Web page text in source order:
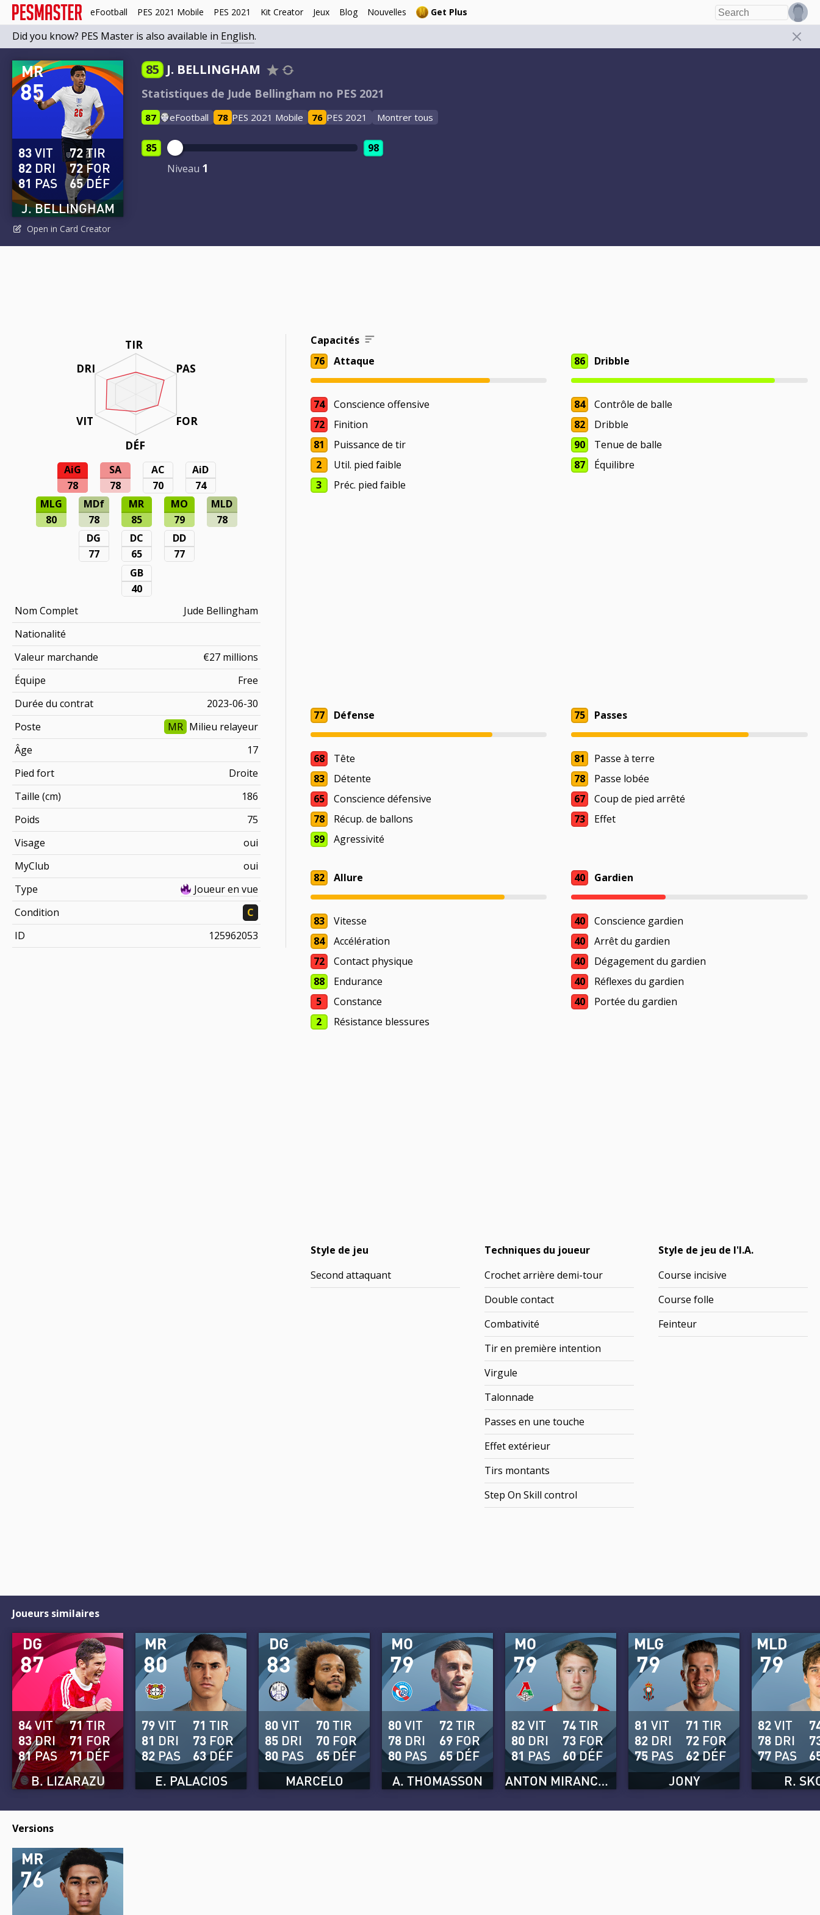
eFootball PES 2021 Mobile PES 2021 Kit Creator Jeux Blog Nouvelles Get Plus
Did you know? PES Master is also available in English.
85
MR
J. BELLINGHAM
83VIT
82 DRI
81 PAS
72TIR
72FOR
65DÉF
Open in Card Creator
85 J. BELLINGHAM
Statistiques de Jude Bellingham no PES 2021
87 eFootball 78 PES 2021 Mobile 76 PES 2021 Montrer tous
85
Niveau 1
98
TIR
PAS
FOR
DÉF
DRI
VIT
AiG
78
SA
78
AC
70
AiD
74
MLG
80
MDf
78
MR
85
MO
79
MLD
78
DG
77
DC
65
DD
77
GB
40
Nom Complet
Jude Bellingham
Nationalité
Valeur marchande
€27 millions
Équipe
Free
Durée du contrat
2023-06-30
Poste
MR Milieu relayeur
Âge
17
Pied fort
Droite
Taille (cm)
186
Poids
75
Visage
oui
MyClub
oui
Type
Joueur en vue
Condition
C
ID
125962053
Capacités
76
Attaque
74
Conscience offensive
72
Finition
81
Puissance de tir
2
Util. pied faible
3
Préc. pied faible
86 Dribble
84
Contrôle de balle
82
Dribble
90
Tenue de balle
87
Équilibre
77 Défense
68
Tête
83
Détente
65
Conscience défensive
78
Récup. de ballons
89
Agressivité
75 Passes
81
Passe à terre
78
Passe lobée
67
Coup de pied arrêté
73
Effet
82 Allure
83
Vitesse
84
Accélération
72
Contact physique
88
Endurance
5
Constance
2
Résistance blessures
40 Gardien
40
Conscience gardien
40
Arrêt du gardien
40
Dégagement du gardien
40
Réflexes du gardien
40
Portée du gardien
Style de jeu
Second attaquant
Techniques du joueur
Crochet arrière demi-tour
Double contact
Combativité
Tir en première intention
Virgule
Talonnade
Passes en une touche
Effet extérieur
Tirs montants
Step On Skill control
Style de jeu de l'I.A.
Course incisive
Course folle
Feinteur
Joueurs similaires
87
DG
B. LIZARAZU
84VIT
83DRI
81PAS
71TIR
71 FOR
71DÉF
80
MR
E. PALACIOS
79VIT
81 DRI
82 PAS
71 TIR
73 FOR
63DÉF
83
DG
MARCELO
80VIT
85 DRI
80 PAS
70TIR
70 FOR
65DÉF
79
MO
A. THOMASSON
80VIT
78 DRI
80 PAS
72TIR
69 FOR
65DÉF
79
MO
ANTON MIRANCHUK
82VIT
80 DRI
81 PAS
74TIR
73 FOR
60DÉF
79
MLG
JONY
81 VIT
82 DRI
75 PAS
71 TIR
72 FOR
62DÉF
79
MLD
R.
82VIT
78 DRI
77 PAS
Versions
76
MR